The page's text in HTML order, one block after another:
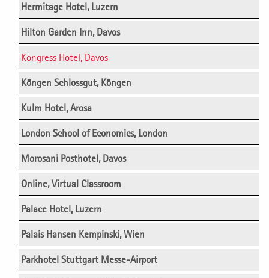
Hermitage Hotel, Luzern
Hilton Garden Inn, Davos
Kongress Hotel, Davos
Köngen Schlossgut, Köngen
Kulm Hotel, Arosa
London School of Economics, London
Morosani Posthotel, Davos
Online, Virtual Classroom
Palace Hotel, Luzern
Palais Hansen Kempinski, Wien
Parkhotel Stuttgart Messe-Airport